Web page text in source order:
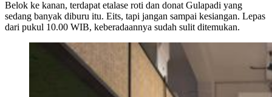
Belok ke kanan, terdapat etalase roti dan donat Gulapadi yang
sedang banyak diburu itu. Eits, tapi jangan sampai kesiangan. Lepas
dari pukul 10.00 WIB, keberadaannya sudah sulit ditemukan.